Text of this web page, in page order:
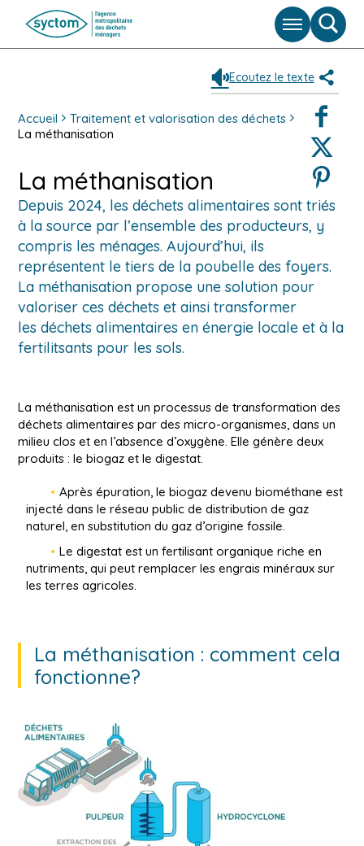
Menu
de
Ecoutez le texte
Twitter
Pinterest
Accueil
Traitement et valorisation des déchets
La méthanisation
La méthanisation
Depuis 2024, les déchets alimentaires sont triés
à la source par l’ensemble des producteurs, y
compris les ménages. Aujourd’hui, ils
représentent le tiers de la poubelle des foyers.
La méthanisation propose une solution pour
valoriser ces déchets et ainsi transformer
les déchets alimentaires en énergie locale et à la
fertilitsants pour les sols.
La méthanisation est un processus de transformation des
déchets alimentaires par des micro-organismes, dans un
milieu clos et en l’absence d’oxygène. Elle génère deux
produits : le biogaz et le digestat.
Après épuration, le biogaz devenu biométhane est
injecté dans le réseau public de distribution de gaz
naturel, en substitution du gaz d’origine fossile.
Le digestat est un fertilisant organique riche en
nutriments, qui peut remplacer les engrais minéraux sur
les terres agricoles.
La méthanisation : comment cela
fonctionne?